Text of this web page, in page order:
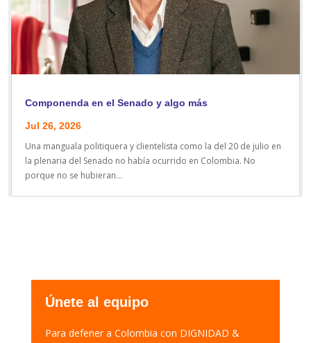
Componenda en el Senado y algo más
Jul 26, 2026
Una manguala politiquera y clientelista como la del 20 de julio en
la plenaria del Senado no había ocurrido en Colombia. No
porque no se hubieran...
Únete al equipo
Para defener a Colombia con DIGNIDAD &